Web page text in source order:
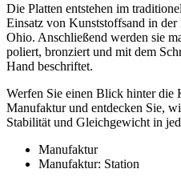
Die Platten entstehen im
Einsatz von Kunststoffsand in
Ohio. Anschließend werden sie
poliert, bronziert und mit dem
Hand beschriftet.
Werfen Sie einen Blick hinter die
Manufaktur und entdecken Sie,
Stabilität und Gleichgewicht in
Manufaktur
Manufaktur: Station